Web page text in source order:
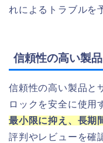
れによるトラブルを
信頼性の高い製
信頼性の高い製品と
ロックを安全に使用
最小限に抑え、長期
評判やレビューを確